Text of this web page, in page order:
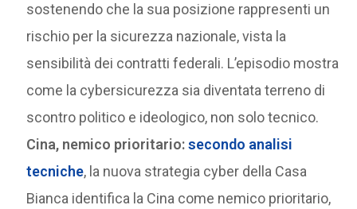
sostenendo che la sua posizione rappresenti un
rischio per la sicurezza nazionale, vista la
sensibilità dei contratti federali. L’episodio mostra
come la cybersicurezza sia diventata terreno di
scontro politico e ideologico, non solo tecnico.
Cina, nemico prioritario:secondo analisi
tecniche, la nuova strategia cyber della Casa
Bianca identifica la Cina come nemico prioritario,